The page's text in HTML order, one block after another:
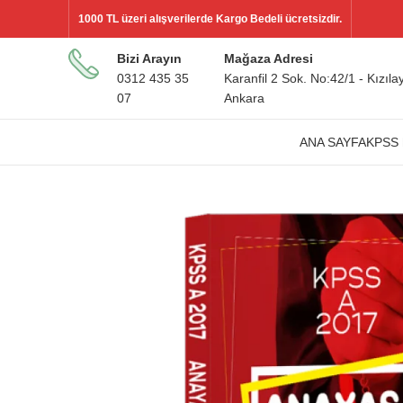
1000 TL üzeri alışverilerde Kargo Bedeli ücretsizdir.
Bizi Arayın
0312 435 35
07
Mağaza Adresi
Karanfil 2 Sok. No:42/1 -
Ankara
ANA SAYFAKPSS